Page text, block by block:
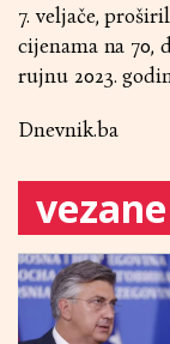
7. veljače,
cijenama na
rujnu 2023.
Dnevnik.ba